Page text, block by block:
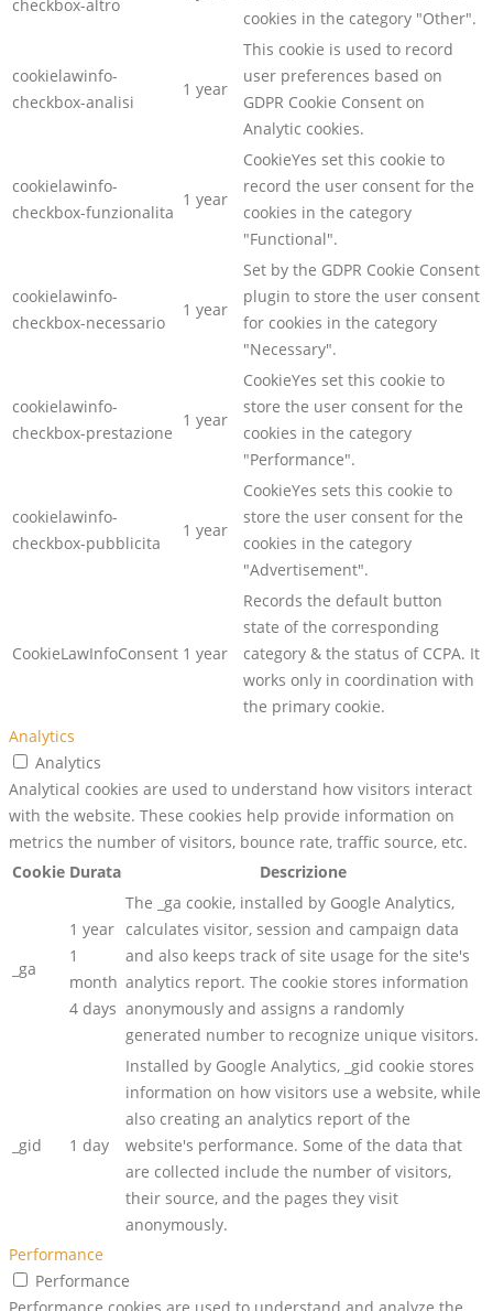
checkbox-altro
cookies in the category "Other".
cookielawinfo-
checkbox-analisi
1 year
This cookie is used to record
user preferences based on
GDPR Cookie Consent on
Analytic cookies.
cookielawinfo-
checkbox-funzionalita
1 year
CookieYes set this cookie to
record the user consent for the
cookies in the category
"Functional".
cookielawinfo-
checkbox-necessario
1 year
Set by the GDPR Cookie Consent
plugin to store the user consent
for cookies in the category
"Necessary".
cookielawinfo-
checkbox-prestazione
1 year
CookieYes set this cookie to
store the user consent for the
cookies in the category
"Performance".
cookielawinfo-
checkbox-pubblicita
1 year
CookieYes sets this cookie to
store the user consent for the
cookies in the category
"Advertisement".
CookieLawInfoConsent 1 year
Records the default button
state of the corresponding
category & the status of CCPA. It
works only in coordination with
the primary cookie.
Analytics
Analytics
Analytical cookies are used to understand how visitors interact
with the website. These cookies help provide information on
metrics the number of visitors, bounce rate, traffic source, etc.
Cookie Durata Descrizione
_ga
1 year
1
month
4 days
The _ga cookie, installed by Google Analytics,
calculates visitor, session and campaign data
and also keeps track of site usage for the site's
analytics report. The cookie stores information
anonymously and assigns a randomly
generated number to recognize unique visitors.
_gid 1 day
Installed by Google Analytics, _gid cookie stores
information on how visitors use a website, while
also creating an analytics report of the
website's performance. Some of the data that
are collected include the number of visitors,
their source, and the pages they visit
anonymously.
Performance
Performance